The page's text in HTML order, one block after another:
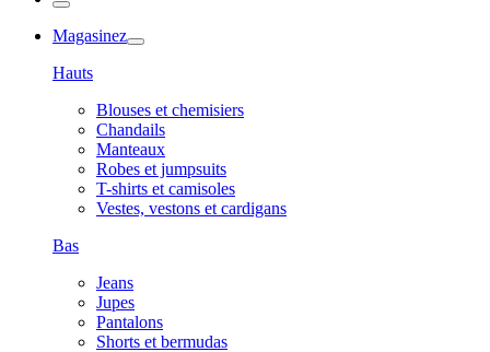
Magasinez
Hauts
Blouses et chemisiers
Chandails
Manteaux
Robes et jumpsuits
T-shirts et camisoles
Vestes, vestons et cardigans
Bas
Jeans
Jupes
Pantalons
Shorts et bermudas